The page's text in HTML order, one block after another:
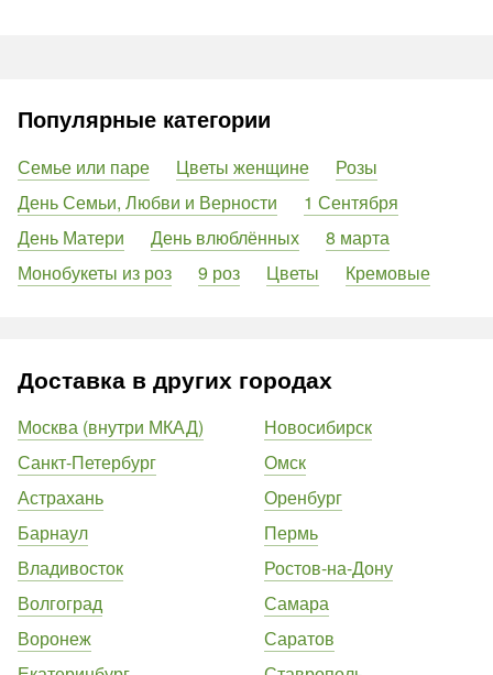
Популярные категории
Семье или паре Цветы женщине
Розы
День Семьи, Любви и Верности
1 Сентября
День Матери
День влюблённых
8 марта
Монобукеты из роз
9 роз Цветы Кремовые
Доставка в других городах
Москва (внутри МКАД)
Санкт-Петербург
Астрахань
Барнаул
Владивосток
Волгоград
Воронеж
Новосибирск
Омск
Оренбург
Пермь
Ростов-на-Дону
Самара
Саратов